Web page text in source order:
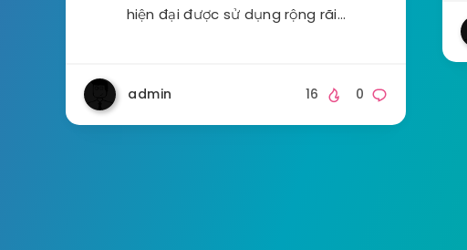
hiện đại được sử dụng rộng rãi…
admin 0
16